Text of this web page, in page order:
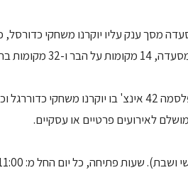
מסך ענק עליו יוקרנו משחקי כדורסל,
החדר הפרטי בקומה העליונה כולל מסך פלסמה 42 אינצ' בו
לאירועים פרטיים או עסקיים.
פתיחה, כל יום החל מ: 11:00 ועד 05:00